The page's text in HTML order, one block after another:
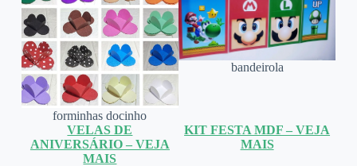
forminhas docinho
bandeirola
VELAS DE
ANIVERSÁRIO – VEJA
MAIS
KIT FESTA MDF – VEJA
MAIS